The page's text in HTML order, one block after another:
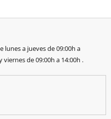
a jueves de 09:00h a
viernes de 09:00h a 14:00h .